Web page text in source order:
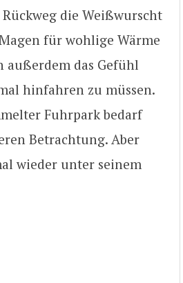
die Weißwurscht
für wohlige Wärme
außerdem das Gefühl
hinfahren zu müssen.
Fuhrpark bedarf
Betrachtung. Aber
wieder unter seinem